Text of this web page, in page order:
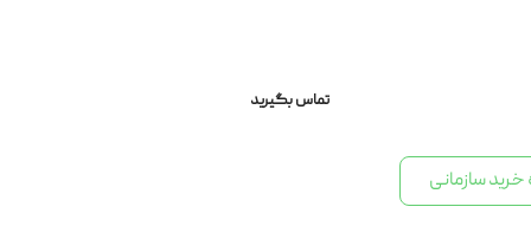
تماس بگیرید
سازمانی